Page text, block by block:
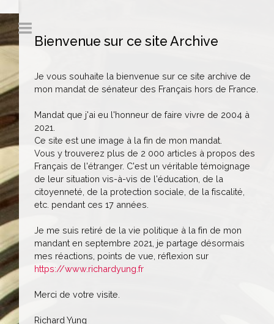
Bienvenue sur ce site Archive
Je vous souhaite la bienvenue sur ce site archive de
mon mandat de sénateur des Français hors de France.
Mandat que j'ai eu l'honneur de faire vivre de 2004 à
2021.
Ce site est une image à la fin de mon mandat.
Vous y trouverez plus de 2 000 articles à propos des
Français de l'étranger. C'est un véritable témoignage
de leur situation vis-à-vis de l'éducation, de la
citoyenneté, de la protection sociale, de la fiscalité,
etc. pendant ces 17 années.
Je me suis retiré de la vie politique à la fin de mon
mandant en septembre 2021, je partage désormais
mes réactions, points de vue, réflexion sur
https://www.richardyung.fr
Merci de votre visite.
Richard Yung